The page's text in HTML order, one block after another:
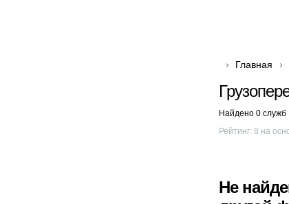
Главная
Найдено 0 служб
Рейтинг: 8 на
Не